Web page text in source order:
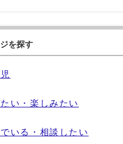
を探す
い・楽しみたい
いる・相談したい